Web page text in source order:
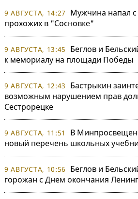
9 АВГУСТА, 14:27
Мужчина напал
прохожих в "Сосновке"
9 АВГУСТА, 13:45
Беглов и
к мемориалу на площади Победы
9 АВГУСТА, 12:43
Бастрыкин
возможным нарушением прав
Сестрорецке
9 АВГУСТА, 11:51
В
новый перечень школьных
9 АВГУСТА, 10:56
Беглов и
горожан с Днем окончания